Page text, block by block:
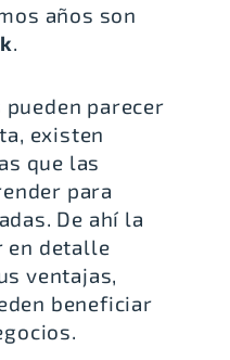
años son
.
parecer
existen
que las
para
De ahí la
en detalle
ventajas,
beneficiar